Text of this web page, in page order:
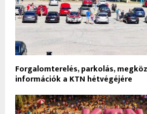
Forgalomterelés, parkolás,
információk a KTN hétvégéjére